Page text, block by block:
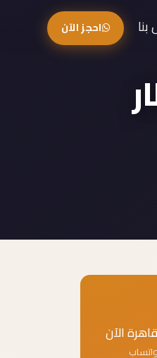
احجز الآن
الآن